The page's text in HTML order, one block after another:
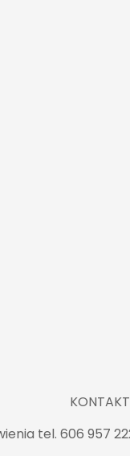
KONTAKT
tel. 606 957